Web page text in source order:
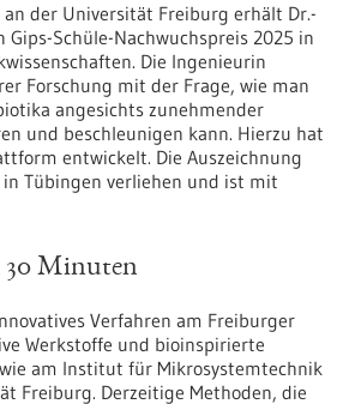
der Universität Freiburg erhält Dr.-
Gips-Schüle-Nachwuchspreis 2025 in
Die Ingenieurin
Forschung mit der Frage, wie man
angesichts zunehmender
und beschleunigen kann. Hierzu hat
entwickelt. Die Auszeichnung
Tübingen verliehen und ist mit
30 Minuten
Verfahren am Freiburger
Werkstoffe und bioinspirierte
am Institut für Mikrosystemtechnik
Freiburg. Derzeitige Methoden, die